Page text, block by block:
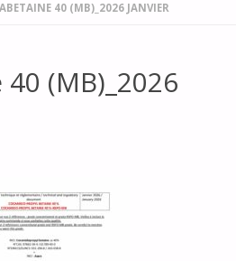
40 (MB)_2026 JANVIER
(MB)_2026